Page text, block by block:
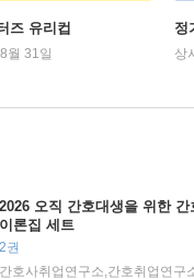
즈 유리컵
월 31일
정
상
2026 오직 간호대생을 위한
이론집 세트
2권
간호사취업연구소,간호취업연구